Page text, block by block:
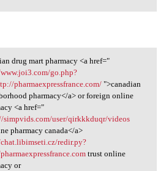
drug mart pharmacy
drug mart pharmacy <a href="
go.php?
pharmaexpressfrance.com/">canadian
pharmacy</a> or foreign online
<a href="
simpvids.com/user/qirkkkduqr/videos
pharmacy canada</a>
redir.py?
trust online
or